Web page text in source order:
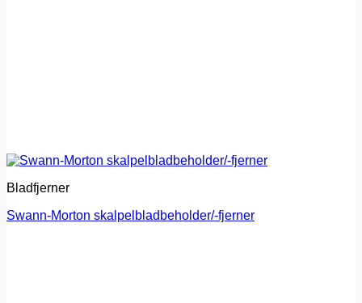
Bladfjerner
Swann-Morton skalpelbladbeholder/-fjerner